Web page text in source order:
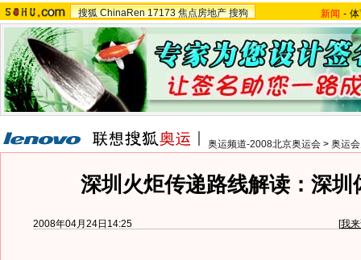
搜狐 ChinaRen 17173 焦点房地产 搜狗 新闻 -
奥运频道-2008北京奥运会 > 奥运
深圳火炬传递路线解读：深圳
2008年04月24日14:25 [我